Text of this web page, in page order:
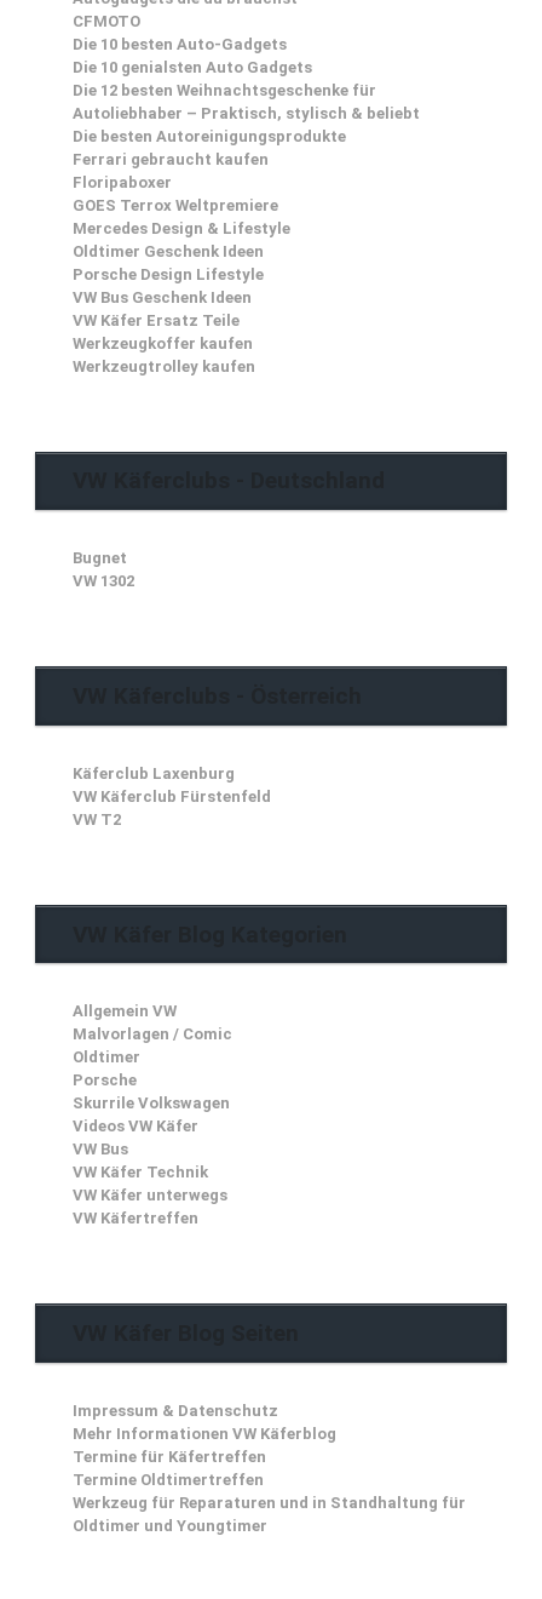
CFMOTO
Die 10 besten Auto-Gadgets
Die 10 genialsten Auto Gadgets
Die 12 besten Weihnachtsgeschenke für
Autoliebhaber – Praktisch, stylisch & beliebt
Die besten Autoreinigungsprodukte
Ferrari gebraucht kaufen
Floripaboxer
GOES Terrox Weltpremiere
Mercedes Design & Lifestyle
Oldtimer Geschenk Ideen
Porsche Design Lifestyle
VW Bus Geschenk Ideen
VW Käfer Ersatz Teile
Werkzeugkoffer kaufen
Werkzeugtrolley kaufen
Bugnet
VW 1302
Käferclub Laxenburg
VW Käferclub Fürstenfeld
VW T2
Allgemein VW
Malvorlagen / Comic
Oldtimer
Porsche
Skurrile Volkswagen
Videos VW Käfer
VW Bus
VW Käfer Technik
VW Käfer unterwegs
VW Käfertreffen
Impressum & Datenschutz
Mehr Informationen VW Käferblog
Termine für Käfertreffen
Termine Oldtimertreffen
Werkzeug für Reparaturen und in Standhaltung für
Oldtimer und Youngtimer